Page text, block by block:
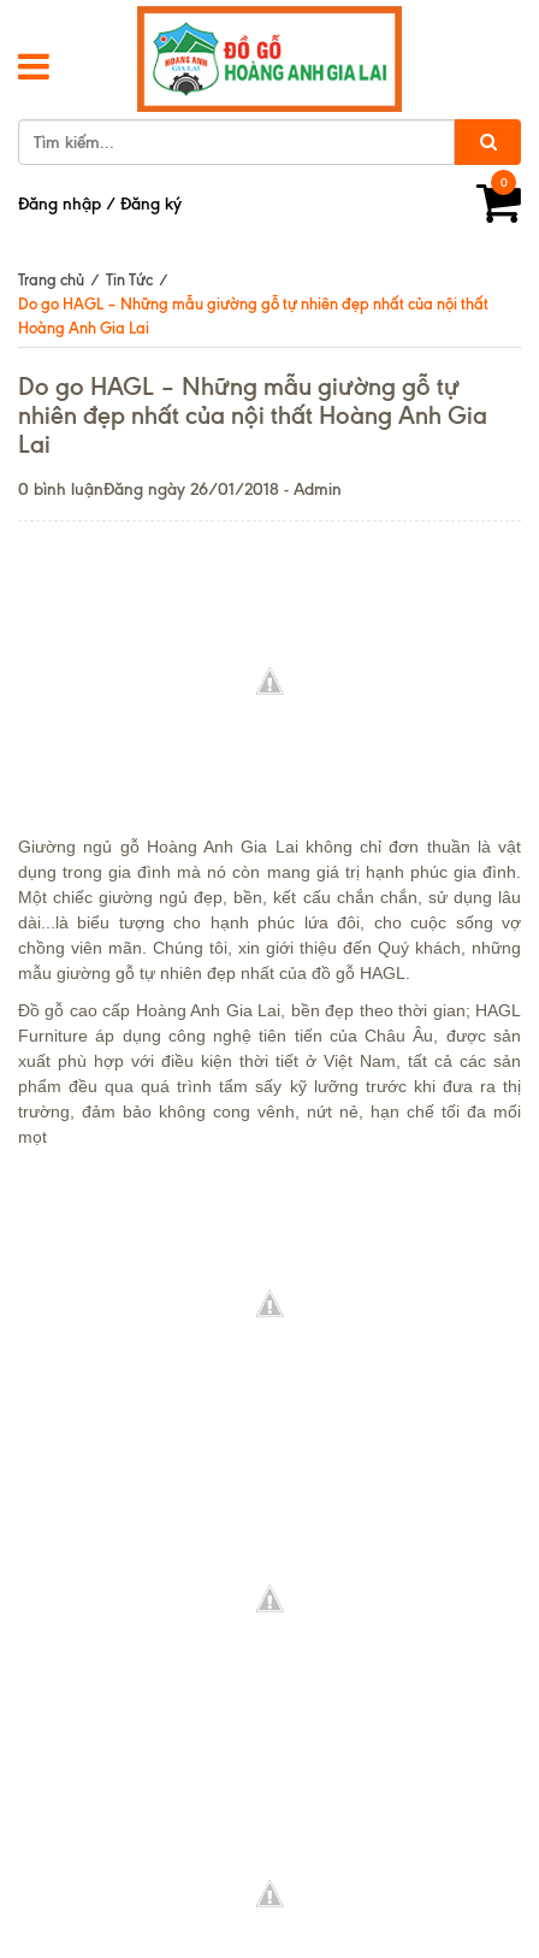
0
Đăng nhập / Đăng ký
Trang chủ / Tin Tức /
Do go HAGL – Những mẫu giường gỗ tự nhiên đẹp nhất của nội thất
Hoàng Anh Gia Lai
Do go HAGL – Những mẫu giường gỗ tự
nhiên đẹp nhất của nội thất Hoàng Anh Gia
Lai
Đăng ngày 26/01/2018 - Admin
0 bình luận
Giường ngủ gỗ Hoàng Anh Gia Lai không chỉ đơn thuần là vật
dụng trong gia đình mà nó còn mang giá trị hạnh phúc gia đình.
Một chiếc giường ngủ đẹp, bền, kết cấu chắn chắn, sử dụng lâu
dài...là biểu tượng cho hạnh phúc lứa đôi, cho cuộc sống vợ
chồng viên mãn. Chúng tôi, xin giới thiệu đến Quý khách, những
mẫu giường gỗ tự nhiên đẹp nhất của đồ gỗ HAGL.
Đồ gỗ cao cấp Hoàng Anh Gia Lai, bền đẹp theo thời gian; HAGL
Furniture áp dụng công nghệ tiên tiến của Châu Âu, được sản
xuất phù hợp với điều kiện thời tiết ở Việt Nam, tất cả các sản
phẩm đều qua quá trình tẩm sấy kỹ lưỡng trước khi đưa ra thị
trường, đảm bảo không cong vênh, nứt nẻ, hạn chế tối đa mối
mọt